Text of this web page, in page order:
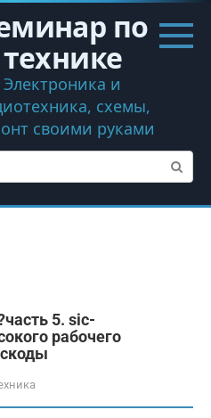
по
технике
Электроника и
схемы,
своими руками
5. sic-
рабочего